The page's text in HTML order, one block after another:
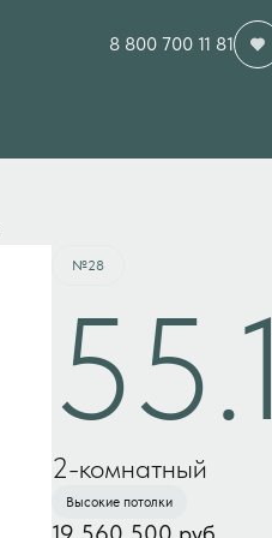
8 800 700 11 81
№28
55.1
2-комнатный
Высокие потолки